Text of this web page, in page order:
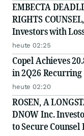
EMBECTA
RIGHTS
Investors with
Counsel Before
Securities Class
heute 02:25
Copel Achieves
in 2Q26 Recurring
heute 02:20
ROSEN, A
DNOW Inc.
to Secure